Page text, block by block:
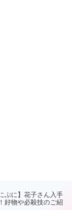
ぷに】花子さん入手
好物や必殺技のご紹